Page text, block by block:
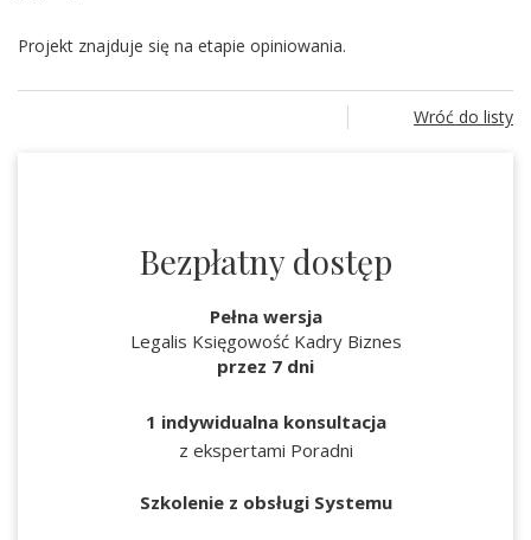
Projekt znajduje się na etapie opiniowania.
Wróć do listy
Bezpłatny dostęp
Pełna wersja
Legalis Księgowość Kadry Biznes
przez 7 dni
1 indywidualna konsultacja
z ekspertami Poradni
Szkolenie z obsługi Systemu